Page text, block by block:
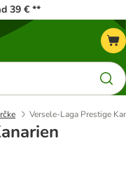
39 € **
Versele-Laga Prestige